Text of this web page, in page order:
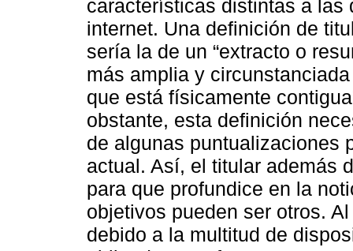
características distintas a las
internet. Una definición de
sería la de un “extracto o
más amplia y
que está físicamente
obstante, esta definición
de algunas puntualizaciones
actual. Así, el titular además
para que profundice en la
objetivos pueden ser otros.
debido a la multitud de